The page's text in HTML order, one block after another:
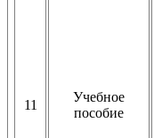
11
Учебное
пособие